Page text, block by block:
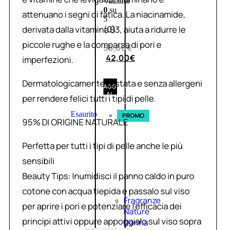
0su
5
(0)
56,00€
42,00€
AGGIUNGI
AL
CARRELLO
Esaurito PROMO
Fragranze
Nature
Donna
attenuano i segni di fatica. La niacinamide,
derivata dalla vitamina B3, aiuta a ridurre le
piccole rughe e la comparsa di pori e
imperfezioni.
Dermatologicamente testata e senza allergeni
per rendere felici tutti i tipi di pelle.
95% DI ORIGINE NATURALE
Perfetta per tutti i tipi di pelle anche le più
sensibili
Beauty Tips: Inumidisci il panno caldo in puro
cotone con acqua tiepida e passalo sul viso
per aprire i pori e potenziare l’efficacia dei
principi attivi oppure appoggialo sul viso sopra